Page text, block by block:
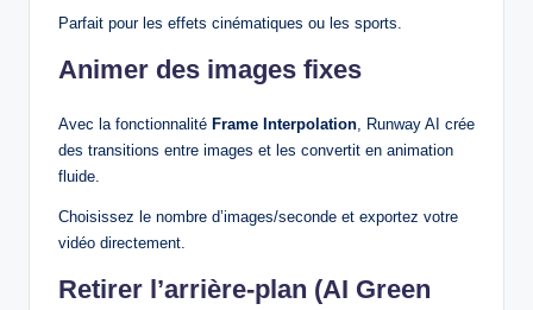
Parfait pour les effets cinématiques ou les sports.
Animer des images fixes
Avec la fonctionnalité Frame Interpolation, Runway AI crée
des transitions entre images et les convertit en animation
fluide.
Choisissez le nombre d’images/seconde et exportez votre
vidéo directement.
Retirer l’arrière‑plan (AI Green